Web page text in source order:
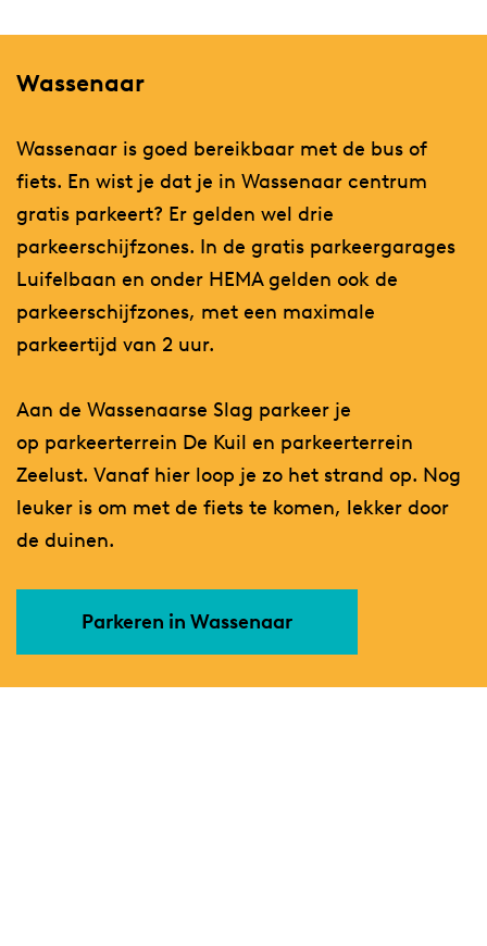
Wassenaar
Wassenaar is goed bereikbaar met de bus of
fiets. En wist je dat je in Wassenaar centrum
gratis parkeert? Er gelden wel drie
parkeerschijfzones. In de gratis parkeergarages
Luifelbaan en onder HEMA gelden ook de
parkeerschijfzones, met een maximale
parkeertijd van 2 uur.
Aan de Wassenaarse Slag parkeer je
op parkeerterrein De Kuil en parkeerterrein
Zeelust. Vanaf hier loop je zo het strand op. Nog
leuker is om met de fiets te komen, lekker door
de duinen.
Parkeren in Wassenaar